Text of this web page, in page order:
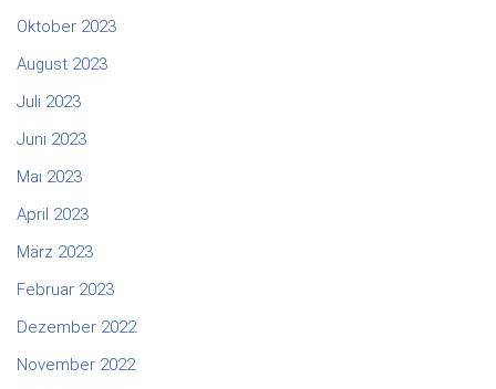
Oktober 2023
August 2023
Juli 2023
Juni 2023
Mai 2023
April 2023
März 2023
Februar 2023
Dezember 2022
November 2022